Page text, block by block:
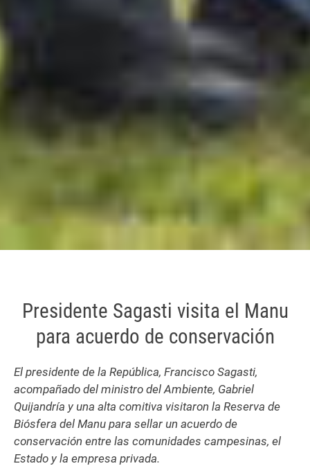
Presidente Sagasti visita el Manu
para acuerdo de conservación
El presidente de la República, Francisco Sagasti,
acompañado del ministro del Ambiente, Gabriel
Quijandría y una alta comitiva visitaron la Reserva de
Biósfera del Manu para sellar un acuerdo de
conservación entre las comunidades campesinas, el
Estado y la empresa privada.